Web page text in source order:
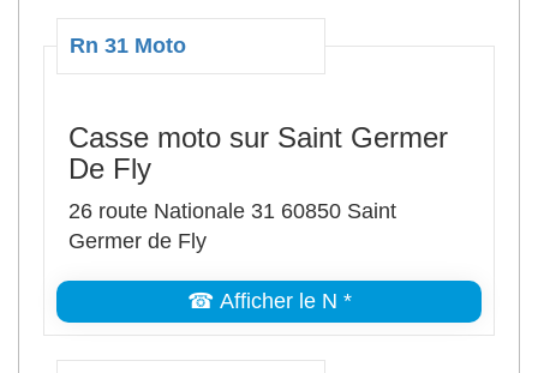
Rn 31 Moto
Casse moto sur Saint Germer
De Fly
26 route Nationale 31 60850 Saint
Germer de Fly
☎ Afficher le N *